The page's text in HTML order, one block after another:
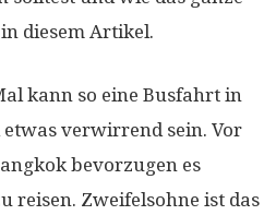
diesem Artikel.
kann so eine Busfahrt in
verwirrend sein. Vor
bevorzugen es
reisen. Zweifelsohne ist das